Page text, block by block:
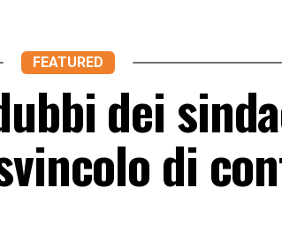
FEATURED
dei
di